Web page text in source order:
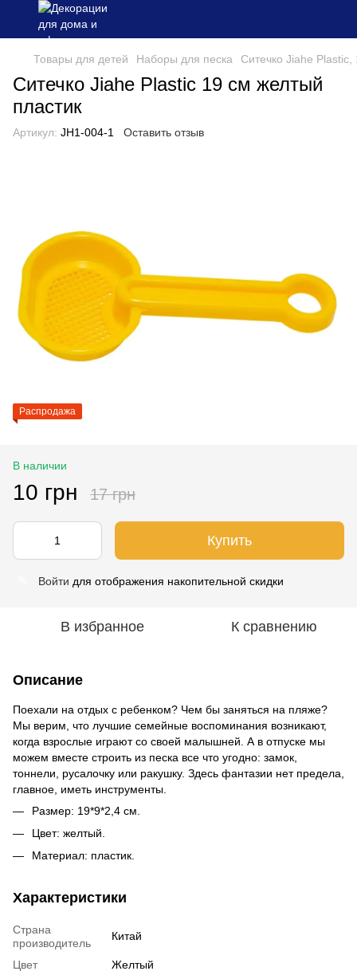
Товары для детей Наборы для песка Ситечко Jiahe
Ситечко Jiahe Plastic 19 см желтый
пластик
Артикул: JH1-004-1 Оставить отзыв
Распродажа
В наличии
10 грн 17 грн
Купить
Войти для отображения накопительной скидки
В избранное К сравнению
Описание
Поехали на отдых с ребенком? Чем бы заняться на пляже?
Мы верим, что лучшие семейные воспоминания возникают,
когда взрослые играют со своей малышней. А в отпуске мы
можем вместе строить из песка все что угодно: замок,
тоннели, русалочку или ракушку. Здесь фантазии нет предела,
главное, иметь инструменты.
Размер: 19*9*2,4 см.
Цвет: желтый.
Материал: пластик.
Характеристики
Страна
производитель
Китай
Цвет
Желтый